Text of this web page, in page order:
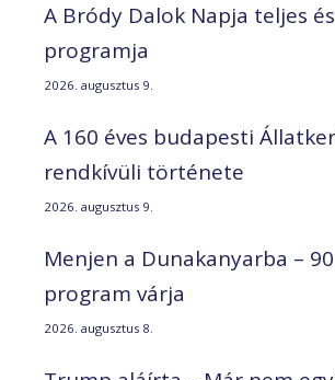
A Bródy Dalok Napja teljes
programja
2026. augusztus 9.
A 160 éves budapesti
rendkívüli története
2026. augusztus 9.
Menjen a Dunakanyarba –
program várja
2026. augusztus 8.